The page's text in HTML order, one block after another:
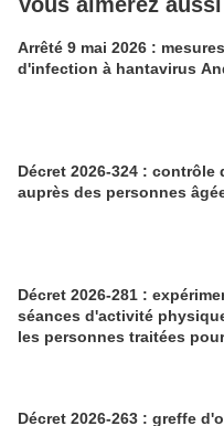
Arrêté 9 mai 2026 :
d'infection à hantavirus
Décret 2026-324 :
auprès des personnes
Décret 2026-281 :
séances d'activité
les personnes traitées
Décret 2026-263 : greffe